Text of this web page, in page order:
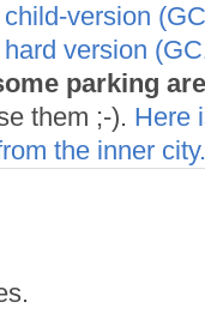
version
version
parking
them ;-). Here
the inner city.